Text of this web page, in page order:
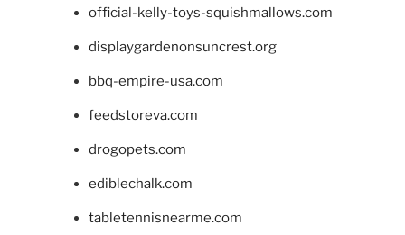
official-kelly-toys-squishmallows.com
displaygardenonsuncrest.org
bbq-empire-usa.com
feedstoreva.com
drogopets.com
ediblechalk.com
tabletennisnearme.com